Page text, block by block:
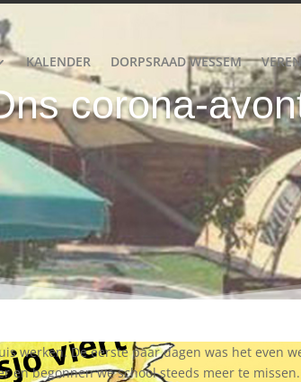
KALENDER DORPSRAAD WESSEM
corona-
werken. De eerste paar dagen was het even
en begonnen we school steeds meer te